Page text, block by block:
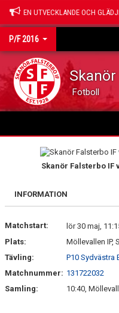
EN UTVECKLANDE OCH
P/F 2016
Fotboll
KALENDER
MATCHER
BILDGALLERI
Skanör Falsterbo IF
INFORMATION
Matchstart:
lör 30 maj,
Plats:
Möllevallen IP,
Tävling:
P10 Sydvästra
Matchnummer: 131722032
Samling:
10:40,